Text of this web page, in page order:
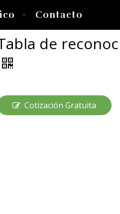
Contacto
de
Cotización Gratuita